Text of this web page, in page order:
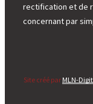
rectification et de
concernant par
Site créé par MLN-